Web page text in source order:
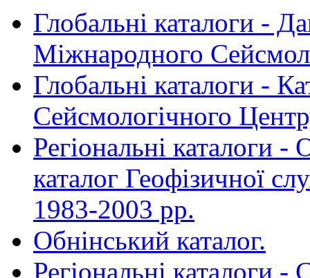
Глобальні каталоги -
Міжнародного
Глобальні каталоги -
Сейсмологічного
Регіональні каталоги
каталог Геофізичної
1983-2003 рр.
Обнінський каталог.
Регіональні каталоги -